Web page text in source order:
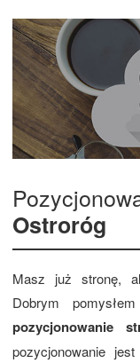
Ostroróg
Masz już stronę,
Dobrym
pozycjonowanie
pozycjonowanie